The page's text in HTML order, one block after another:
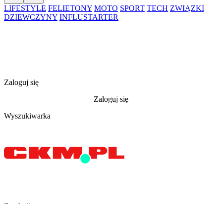
LIFESTYLE FELIETONY MOTO SPORT TECH ZWIĄZKI
DZIEWCZYNY INFLUSTARTER
Zaloguj się
Zaloguj się
Wyszukiwarka